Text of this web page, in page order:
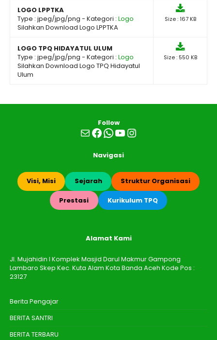
LOGO LPPTKA
Type : jpeg/jpg/png - Kategori : Logo
Silahkan Download Logo LPPTKA
Size : 167 KB
LOGO TPQ HIDAYATUL ULUM
Type : jpeg/jpg/png - Kategori : Logo
Silahkan Download Logo TPQ Hidayatul
Ulum
Size : 550 KB
Follow
MailFacebook
WhatsApp
YouTube
Instagram
Navigasi
Visi, Misi Sejarah Struktur Organisasi
Prestasi Kurikulum TPQ
Alamat Kami
Jl. Mujahidin I Komplek Masjid Darul Makmur Gampong
Lambaro Skep Kec. Kuta Alam Kota Banda Aceh Kode Pos :
23127
Berita Pengajar
BERITA SANTRI
BERITA TERBARU